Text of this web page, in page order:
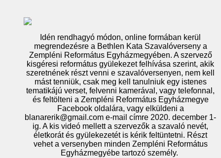
Idén rendhagyó módon, online formában kerül
megrendezésre a Bethlen Kata Szavalóverseny a
Zempléni Református Egyházmegyében. A szervező
kisgéresi református gyülekezet felhívása szerint, akik
szeretnének részt venni e szavalóversenyen, nem kell
mást tenniük, csak meg kell tanulniuk egy istenes
tematikájú verset, felvenni kamerával, vagy telefonnal,
és feltölteni a Zempléni Református Egyházmegye
Facebook oldalára, vagy elküldeni a
blanarerik@gmail.com e-mail címre 2020. december 1-
ig. A kis videó mellett a szervezők a szavaló nevét,
életkorát és gyülekezetét is kérik feltüntetni. Részt
vehet a versenyben minden Zempléni Református
Egyházmegyébe tartozó személy.